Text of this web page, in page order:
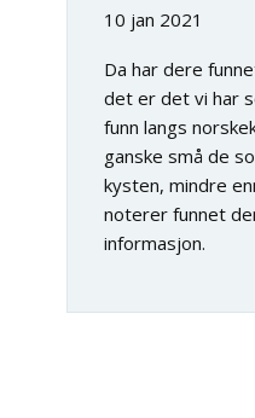
10 jan 2021
Da har dere
det er det vi har
funn langs
ganske små de
kysten, mindre
noterer funnet
informasjon.